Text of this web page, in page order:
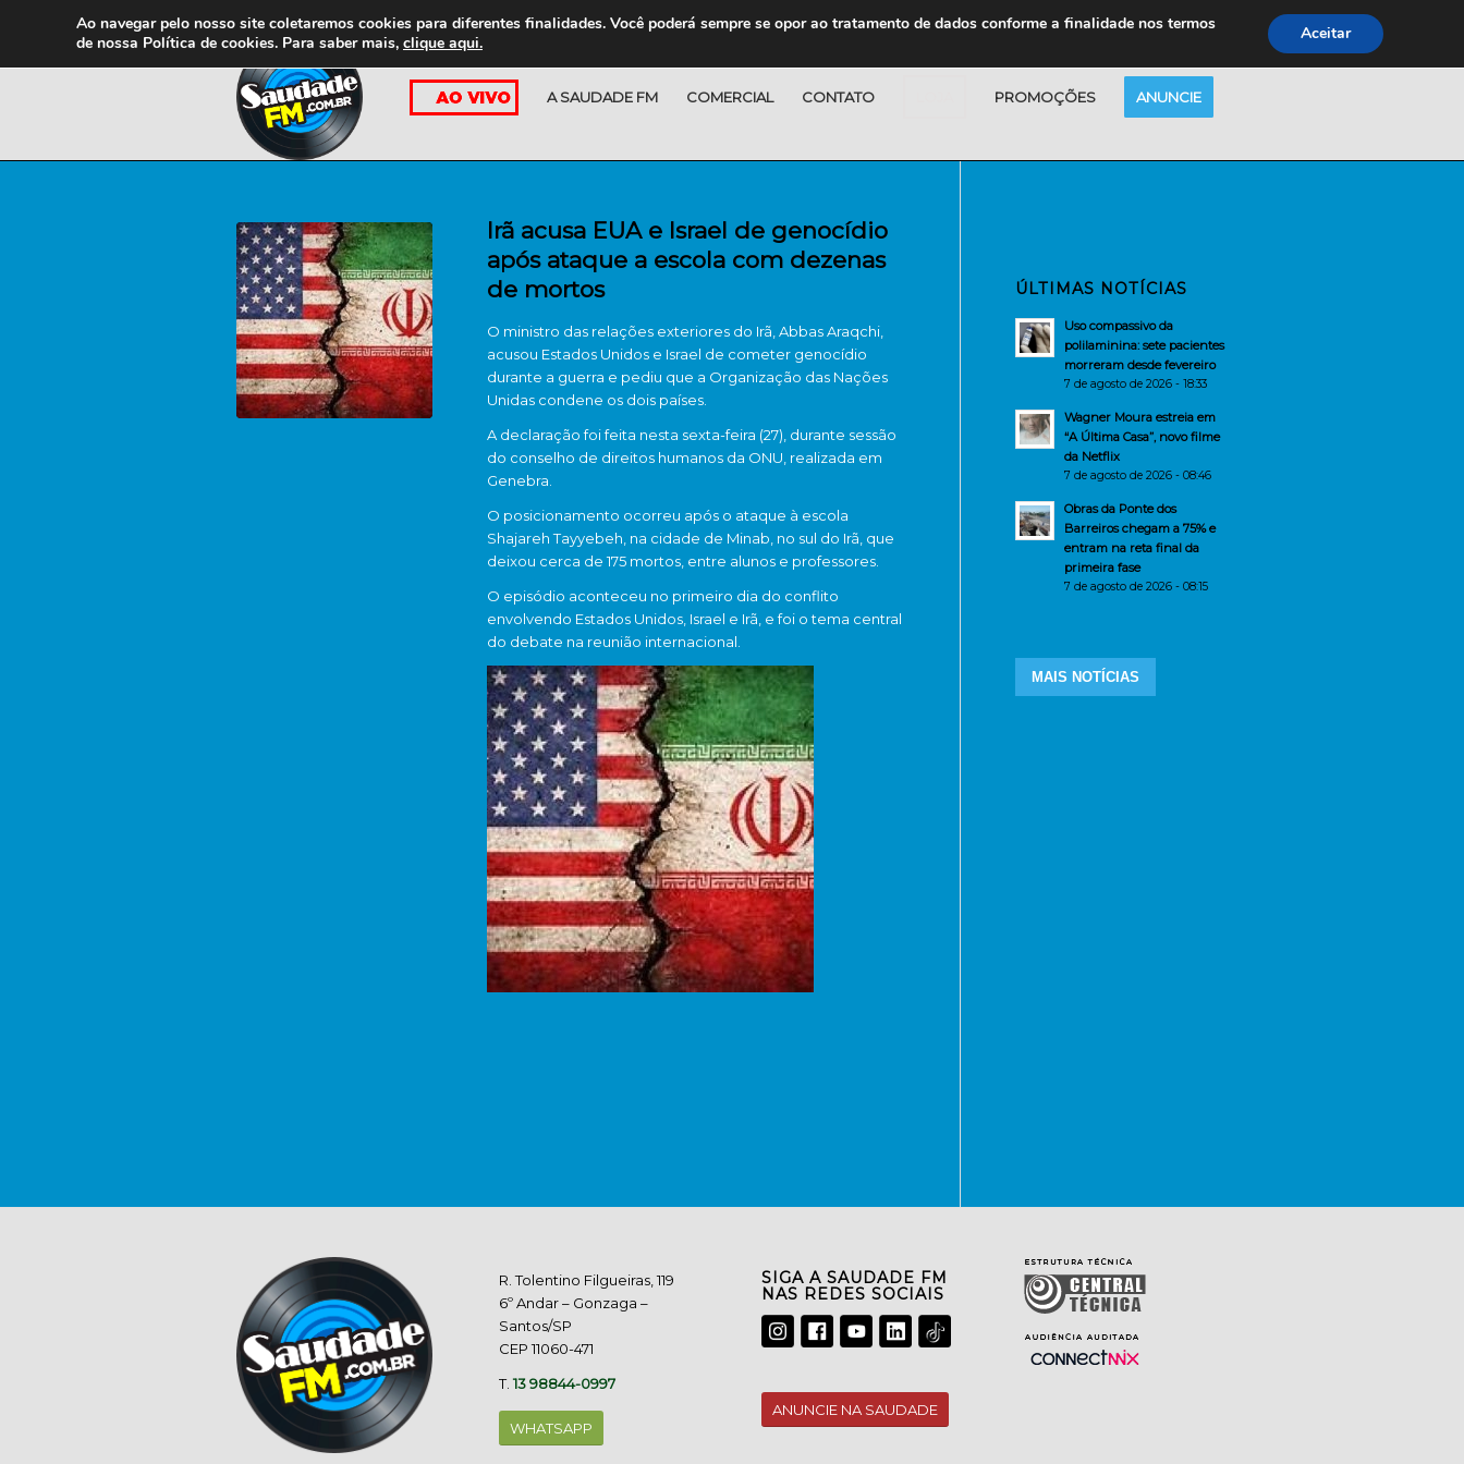
A SAUDADE FM COMERCIAL CONTATO PROMOÇÕES ANUNCIE
Irã acusa EUA e Israel de genocídio
após ataque a escola com dezenas
de mortos
O ministro das relações exteriores do Irã, Abbas Araqchi,
acusou Estados Unidos e Israel de cometer genocídio
durante a guerra e pediu que a Organização das Nações
Unidas condene os dois países.
A declaração foi feita nesta sexta-feira (27), durante sessão
do conselho de direitos humanos da ONU, realizada em
Genebra.
O posicionamento ocorreu após o ataque à escola
Shajareh Tayyebeh, na cidade de Minab, no sul do Irã, que
deixou cerca de 175 mortos, entre alunos e professores.
O episódio aconteceu no primeiro dia do conflito
envolvendo Estados Unidos, Israel e Irã, e foi o tema central
do debate na reunião internacional.
ÚLTIMAS NOTÍCIAS
Uso compassivo da
polilaminina: sete pacientes
morreram desde fevereiro
7 de agosto de 2026 - 18:33
Wagner Moura estreia em
“A Última Casa”, novo filme
da Netflix
7 de agosto de 2026 - 08:46
Obras da Ponte dos
Barreiros chegam a 75% e
entram na reta final da
primeira fase
7 de agosto de 2026 - 08:15
MAIS NOTÍCIAS
R. Tolentino Filgueiras, 119
6º Andar – Gonzaga –
Santos/SP
CEP 11060-471
T.13 98844-0997
WHATSAPP
SIGA A SAUDADE FM
NAS REDES SOCIAIS
ANUNCIE NA SAUDADE
Ao navegar pelo nosso site coletaremos cookies para diferentes finalidades. Você poderá sempre se opor ao tratamento de dados conforme a finalidade nos termos
de nossa Política de cookies. Para saber mais, clique aqui. Aceitar